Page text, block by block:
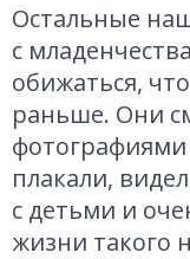
Остальные
с
обижаться,
раньше. Они
плакали,
с детьми и
жизни такого